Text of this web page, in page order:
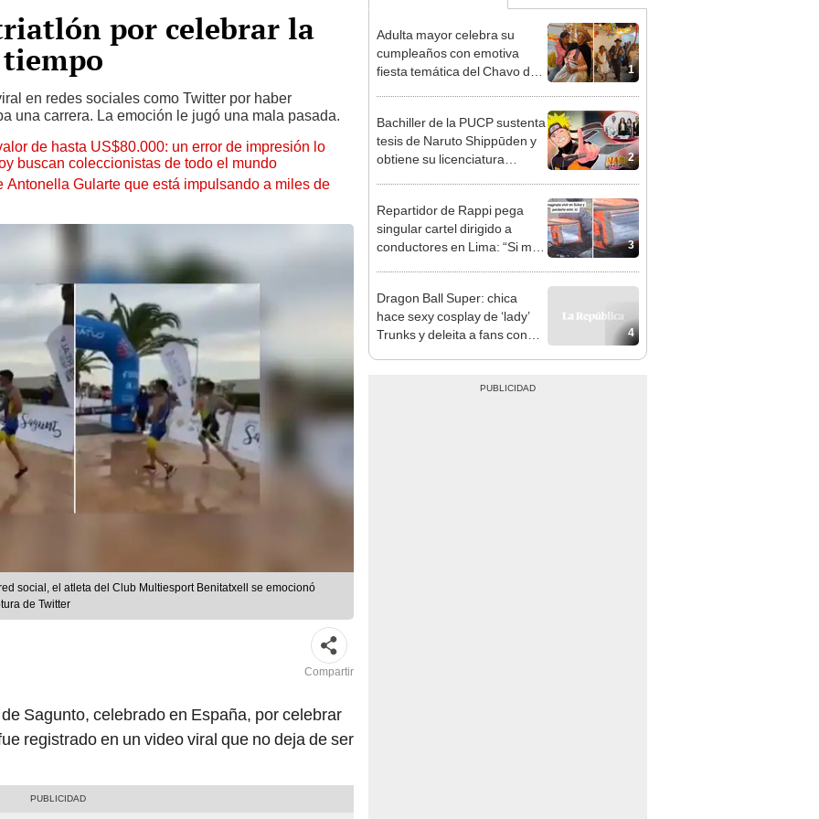
por celebrar la
en redes sociales como Twitter por haber
una carrera. La emoción le jugó una mala pasada.
de hasta US$80.000: un error de impresión lo
buscan coleccionistas de todo el mundo
Antonella Gularte que está impulsando a miles de
social, el atleta del Club Multiesport Benitatxell se emocionó
de Twitter
Compartir
Sagunto, celebrado en España, por celebrar
registrado en un video viral que no deja de ser
1
Adulta mayor celebra su
cumpleaños con emotiva
fiesta temática del Chavo del
2
Bachiller de la PUCP sustenta
tesis de Naruto Shippūden y
obtiene su licenciatura
3
Repartidor de Rappi pega
singular cartel dirigido a
conductores en Lima: “Si me
4
Dragon Ball Super: chica
hace sexy cosplay de ‘lady’
Trunks y deleita a fans con